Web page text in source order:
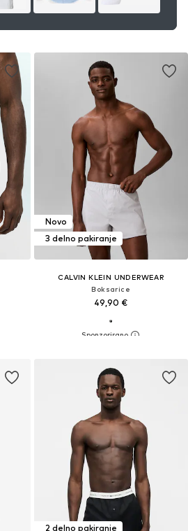
Novo
3 delno pakiranje
CALVIN KLEIN UNDERWEAR
Boksarice
49,90 €
2 delno pakiranje